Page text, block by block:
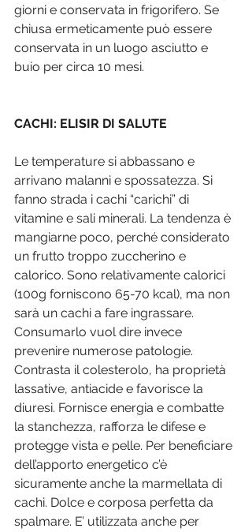
giorni e conservata in frigorifero. Se
chiusa ermeticamente può essere
conservata in un luogo asciutto e
buio per circa 10 mesi.
CACHI: ELISIR DI SALUTE
Le temperature si abbassano e
arrivano malanni e spossatezza. Si
fanno strada i cachi “carichi” di
vitamine e sali minerali. La tendenza è
mangiarne poco, perché considerato
un frutto troppo zuccherino e
calorico. Sono relativamente calorici
(100g forniscono 65-70 kcal), ma non
sarà un cachi a fare ingrassare.
Consumarlo vuol dire invece
prevenire numerose patologie.
Contrasta il colesterolo, ha proprietà
lassative, antiacide e favorisce la
diuresi. Fornisce energia e combatte
la stanchezza, rafforza le difese e
protegge vista e pelle. Per beneficiare
dell’apporto energetico c’è
sicuramente anche la marmellata di
cachi. Dolce e corposa perfetta da
spalmare. E’ utilizzata anche per